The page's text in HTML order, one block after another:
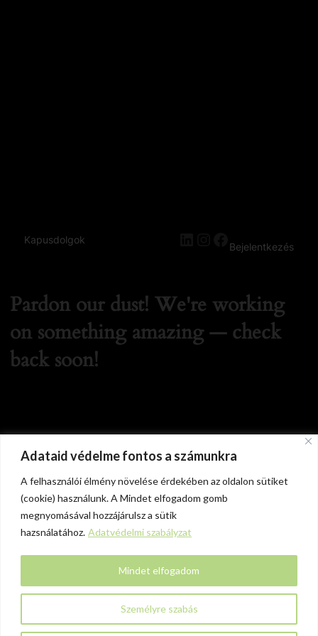
Adataid védelme fontos a számunkra
A felhasználói élmény növelése érdekében az oldalon sütiket
(cookie) használunk. A Mindet elfogadom gomb
megnyomásával hozzájárulsz a sütik
hazsnálatához. Adatvédelmi szabályzat
Személyre szabás
Mindet elfogadom
Kapusdolgok
Bejelentkezés
Pardon our dust! We're working
on something amazing — check
back soon!